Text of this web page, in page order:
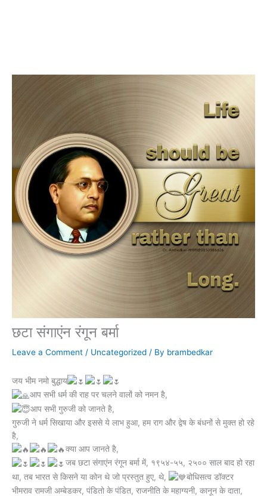
छटा संगाएंन रंगून बर्मा
Leave a Comment / Uncategorized / By brambedkar
जय भीम नमो बुद्धाय
आप सभी धर्म की राह पर चलने वालों को नमन है,
आप सभी गुरुजी को जानते है,
गुरुजी ने धर्म सिखाया और इससे ये लाभ हुआ, हम राग और द्वेष के बंधनों से मुक्त हो रहे
है,
क्या आप जानते है,
जब छटा संगाएंन रंगून बर्मा में, १९५४-५५, २५०० साल बाद हो रहा
था, तब भारत से किसने या कोन थे जो प्रस्तुत हुए, थे,
बोधिसत्व डॉक्टर
भीमराव रामजी अम्बेडकर, पंडितो के पंडित, राजनीति के महाग्यनी, कानून के दाता,